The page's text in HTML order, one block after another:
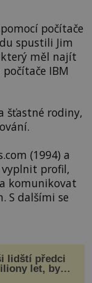
počítače
spustili Jim
který měl najít
IBM
šťastné rodiny,
(1994) a
vyplnit profil,
komunikovat
S dalšími se
lidští předci
let, by